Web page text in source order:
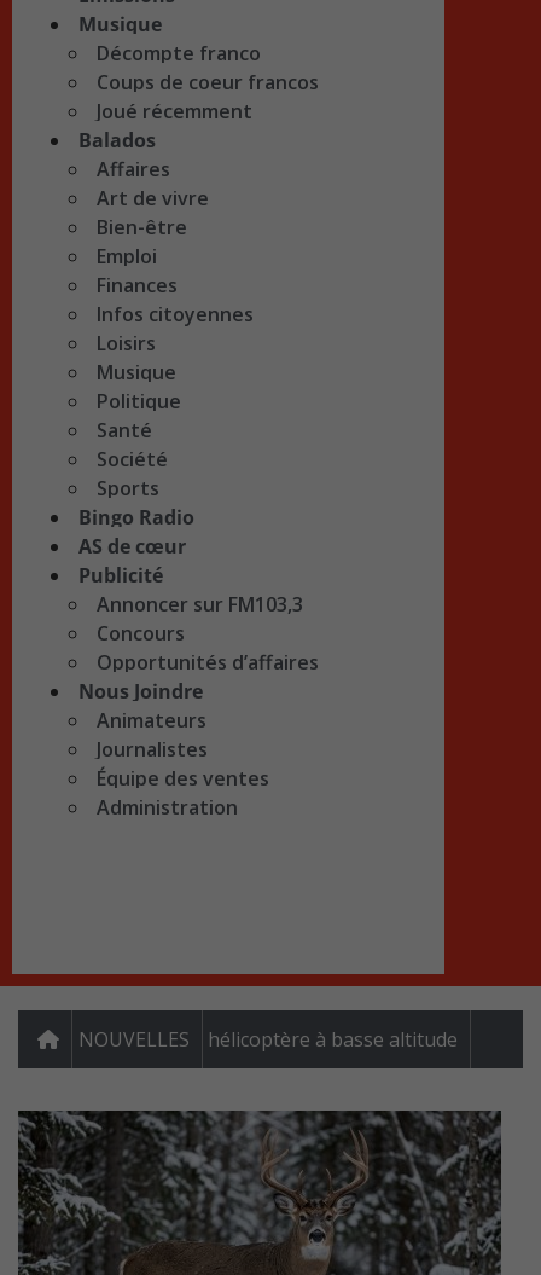
Musique
Décompte franco
Coups de coeur francos
Joué récemment
Balados
Affaires
Art de vivre
Bien-être
Emploi
Finances
Infos citoyennes
Loisirs
Musique
Politique
Santé
Société
Sports
Bingo Radio
AS de cœur
Publicité
Annoncer sur FM103,3
Concours
Opportunités d’affaires
Nous Joindre
Animateurs
Journalistes
Équipe des ventes
Administration
NOUVELLES hélicoptère à basse altitude